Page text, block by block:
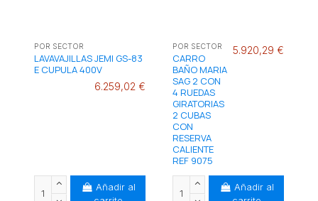
POR SECTOR
LAVAVAJILLAS JEMI GS-83
E CUPULA 400V
6.259,02 €
Añadir al
POR SECTOR
CARRO
BAÑO MARIA
SAG 2 CON
4 RUEDAS
GIRATORIAS
2 CUBAS
CON
RESERVA
CALIENTE
REF 9075
5.920,29 €
Añadir al